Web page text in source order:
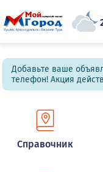
Добавьте ваше
телефон! Акция
Справочник